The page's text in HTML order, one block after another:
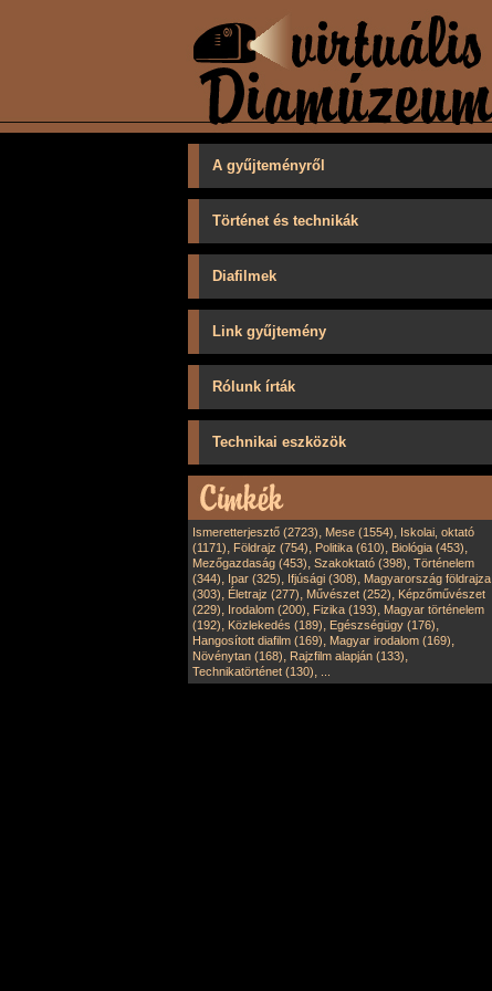
A gyűjteményről
Történet és technikák
Diafilmek
Link gyűjtemény
Rólunk írták
Technikai eszközök
Ismeretterjesztő (2723), Mese (1554), Iskolai, oktató
(1171), Földrajz (754), Politika (610), Biológia (453),
Mezőgazdaság (453), Szakoktató (398), Történelem
(344), Ipar (325), Ifjúsági (308), Magyarország földrajza
(303), Életrajz (277), Művészet (252), Képzőművészet
(229), Irodalom (200), Fizika (193), Magyar történelem
(192), Közlekedés (189), Egészségügy (176),
Hangosított diafilm (169), Magyar irodalom (169),
Növénytan (168), Rajzfilm alapján (133),
Technikatörténet (130),